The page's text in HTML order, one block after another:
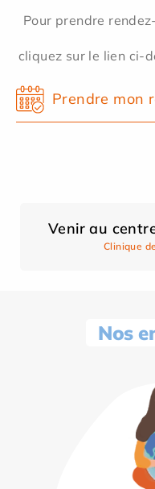
Pour prendre
cliquez sur le lien ci-
Prendre mon
Venir au
Clinique
Nos